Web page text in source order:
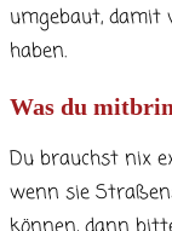
umgebaut, damit
haben.
Was du
Du brauchst nix
wenn sie